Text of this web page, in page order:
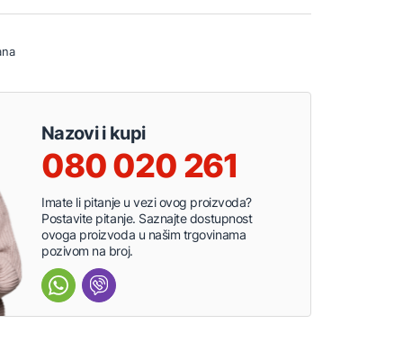
Nazovi i kupi
080 020 261
Imate li pitanje u vezi ovog proizvoda?
Postavite pitanje. Saznajte dostupnost
ovoga proizvoda u našim trgovinama
pozivom na broj.